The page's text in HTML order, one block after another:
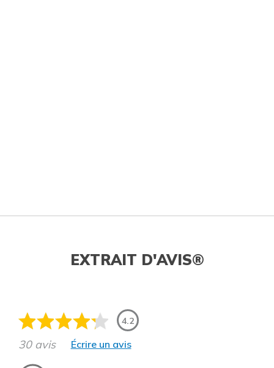
EXTRAIT D'AVIS®
4.2
30 avis Écrire un avis